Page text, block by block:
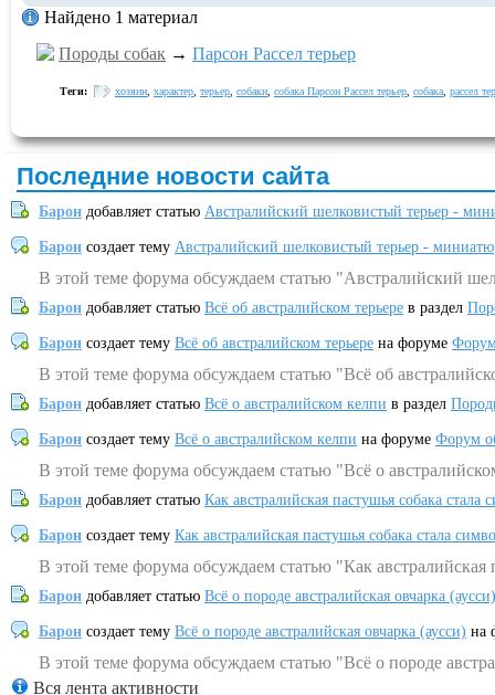
Найдено 1 материал
Породы собак → Парсон Рассел терьер
Теги: хозяин характер терьер собаки собака Парсон Рассел терьер собака рассел
Последние новости сайта
Барон добавляет статью Австралийский шелковистый терьер -
Барон создает тему Австралийский шелковистый терьер -
В этой теме форума обсуждаем статью "Австралийский
Барон добавляет статью Всё об австралийском терьере в раздел
Барон создает тему Всё об австралийском терьере на форуме
В этой теме форума обсуждаем статью "Всё об
Барон добавляет статью Всё о австралийском келпи в раздел
Барон создает тему Всё о австралийском келпи на форуме Форум
В этой теме форума обсуждаем статью "Всё о
Барон добавляет статью Как австралийская пастушья собака
Барон создает тему Как австралийская пастушья собака стала
В этой теме форума обсуждаем статью "Как
Барон добавляет статью Всё о породе австралийская овчарка (аусси)
Барон создает тему Всё о породе австралийская овчарка (аусси) на
В этой теме форума обсуждаем статью "Всё о породе
Вся лента активности